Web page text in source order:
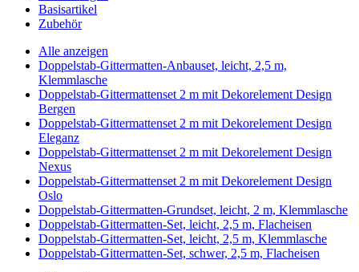
Basisartikel
Zubehör
Alle anzeigen
Doppelstab-Gittermatten-Anbauset, leicht, 2,5 m,
Klemmlasche
Doppelstab-Gittermattenset 2 m mit Dekorelement Design
Bergen
Doppelstab-Gittermattenset 2 m mit Dekorelement Design
Eleganz
Doppelstab-Gittermattenset 2 m mit Dekorelement Design
Nexus
Doppelstab-Gittermattenset 2 m mit Dekorelement Design
Oslo
Doppelstab-Gittermatten-Grundset, leicht, 2 m, Klemmlasche
Doppelstab-Gittermatten-Set, leicht, 2,5 m, Flacheisen
Doppelstab-Gittermatten-Set, leicht, 2,5 m, Klemmlasche
Doppelstab-Gittermatten-Set, schwer, 2,5 m, Flacheisen